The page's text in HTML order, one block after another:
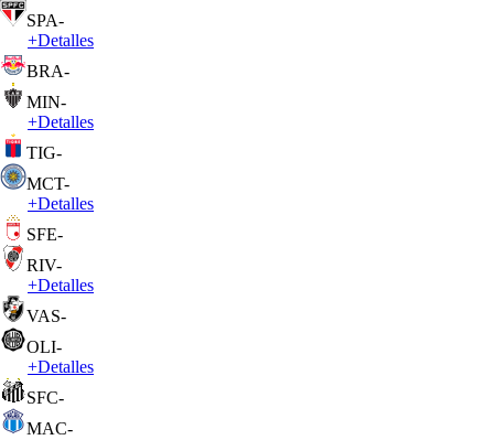
SPA-
+Detalles
BRA-
MIN-
+Detalles
TIG-
MCT-
+Detalles
SFE-
RIV-
+Detalles
VAS-
OLI-
+Detalles
SFC-
MAC-